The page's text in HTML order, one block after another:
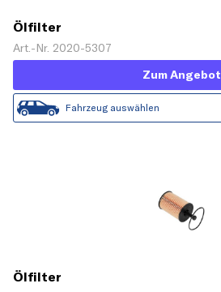
Ölfilter
Art.-Nr. 2020-5307
Zum Angebot
Fahrzeug auswählen
Ölfilter